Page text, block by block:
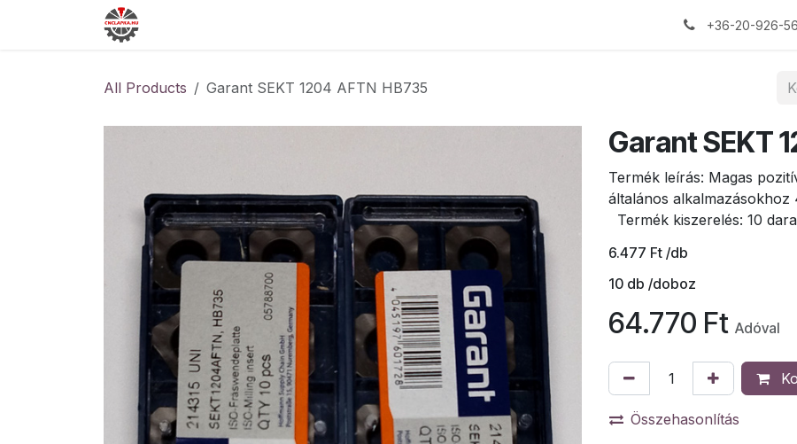
+36-20-926-
All Products Garant SEKT 1204 AFTN HB735
Garant SEKT
Termék leírás: Magas
általános
Termék kiszerelés: 10
6.477 Ft /db
10 db /doboz
64.770 Ft Adóval
Összehasonlítás